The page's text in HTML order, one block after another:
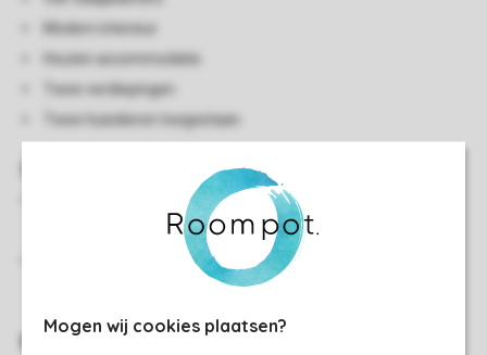
Mogen wij cookies plaatsen?
Modern interieur
Houten accommodatie
Twee verdiepingen
Twee huisdieren toegestaan
Twee slaapkamers en-suite met King size bed en
Twee slaapkamers met twee 1-persoonsbedden en
Buiten